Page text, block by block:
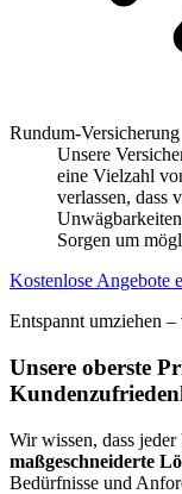
Rundum-Versicherung
Unsere
eine Vielzahl
verlassen, dass
Sorgen um
Kostenlose Angebote
Entspannt umziehen –
Unsere oberste
Wir wissen, dass
maßgeschneiderte
Bedürfnisse und